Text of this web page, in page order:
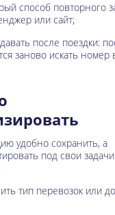
способ повторного
или сайт;
после поездки:
заново искать номер
удобно сохранить, а
под свои
тип перевозок или